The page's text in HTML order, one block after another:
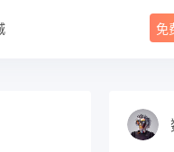
免